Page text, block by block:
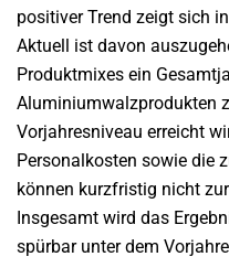
positiver Trend zeigt sich
Aktuell ist davon
Produktmixes ein
Aluminiumwalzprodukten
Vorjahresniveau erreicht
Personalkosten sowie die
können kurzfristig nicht
Insgesamt wird das
spürbar unter dem